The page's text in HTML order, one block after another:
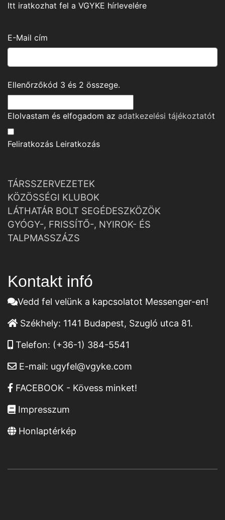
Itt iratkozhat fel a VGYKE hírlevelére
E-Mail cím
Ellenőrzőkód 3 és 2 összege.
Elolvastam és elfogadom az adatkezelési tájékoztatót
Feliratkozás Leiratkozás
TÁRSSZERVEZETEK
KÖZÖSSÉGI KLUBOK
LÁTHATÁR BOLT SEGÉDESZKÖZÖK
GYÓGY-, FRISSÍTŐ-, NYIROK- ÉS
TALPMASSZÁZS
Kontakt infó
Vedd fel velünk a kapcsolatot Messenger-en!
Székhely: 1141 Budapest, Szugló utca 81.
Telefon: (+36-1) 384-5541
E-mail: ugyfel@vgyke.com
FACEBOOK - Kövess minket!
Impresszum
Honlaptérkép